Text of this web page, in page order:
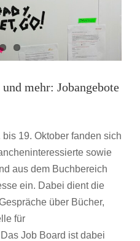
Von
der
Imprint-
Gründung
Bedeutsamkeit
der mehr: Jobangebote
19. Oktober fanden sich
sowie
aus dem Buchbereich
ein. Dabei dient die
über Bücher,
für
Job Board ist dabei